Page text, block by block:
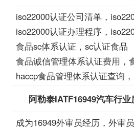
iso22000认证公司清单，
iso22000认证办理程序，
食品sc体系认证，sc认证食品
食品诚信管理体系认证费用，
证大概费用
haccp食品管理体系认证查询
阿勒泰IATF16949汽车行
成为16949外审员经历，外审